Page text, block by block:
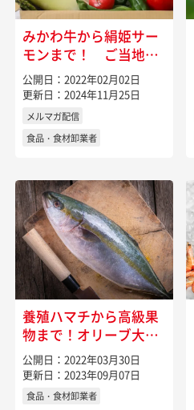
みかわ牛から絹姫サー
モンまで！ ご当地グ
ルメの宝庫・愛知県の
特産物
公開日：2022年02月02日
更新日：2024年11月25日
メルマガ配信
食品・食材卸業者
養殖ハマチから高級果
物まで！オリーブ大
国・香川県自慢の特産
物
公開日：2022年03月30日
更新日：2023年09月07日
食品・食材卸業者